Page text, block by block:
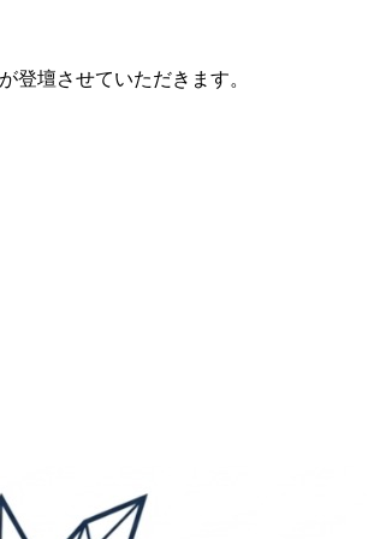
登壇させていただきます。